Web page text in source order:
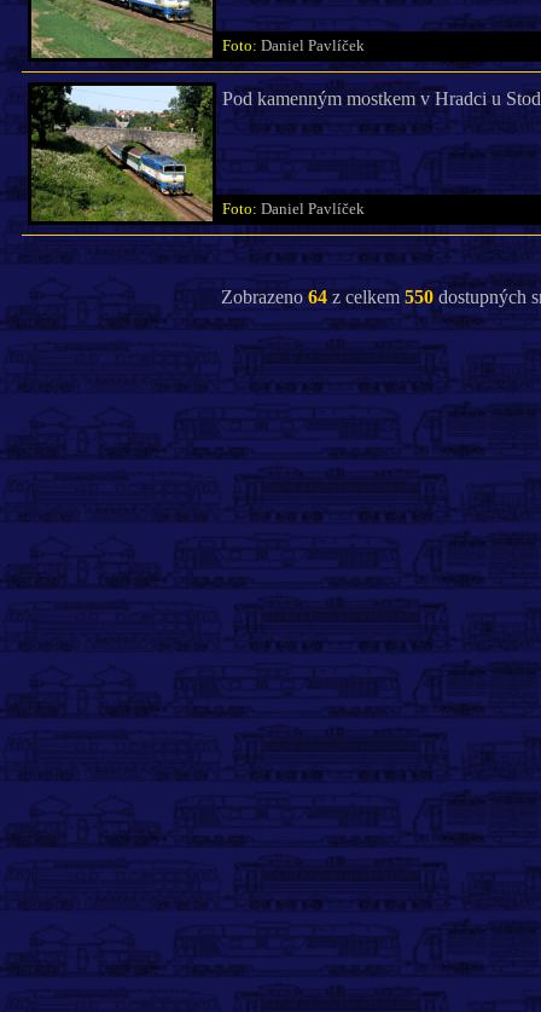
Foto: Daniel Pavlíček
Pod kamenným mostkem v Hradci u
Foto: Daniel Pavlíček
Zobrazeno64z celkem 550dostupných